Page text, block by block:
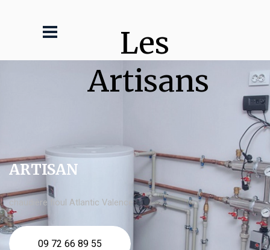
Les
Artisans
ARTISAN
chaudière fioul Atlantic Valence
09 72 66 89 55